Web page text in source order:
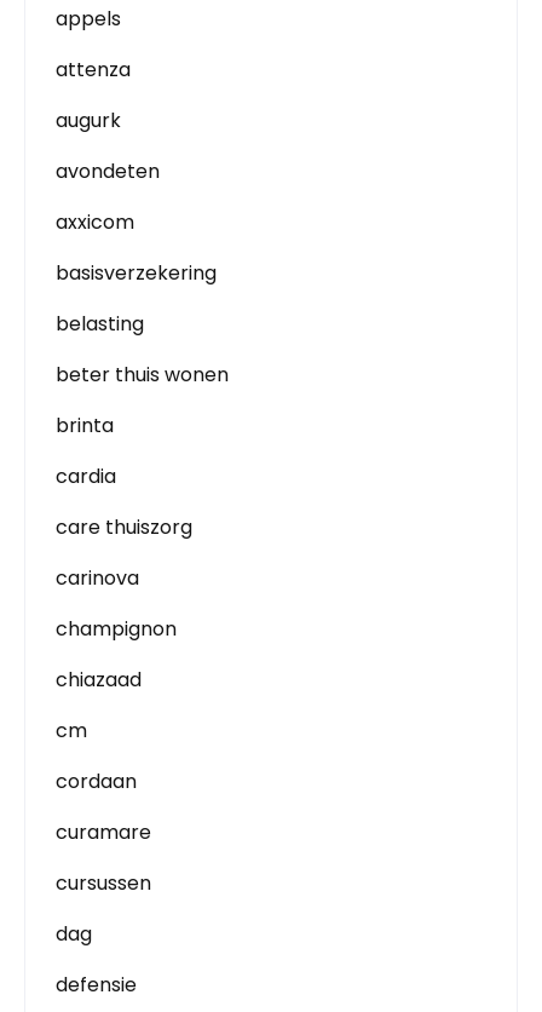
appels
attenza
augurk
avondeten
axxicom
basisverzekering
belasting
beter thuis wonen
brinta
cardia
care thuiszorg
carinova
champignon
chiazaad
cm
cordaan
curamare
cursussen
dag
defensie